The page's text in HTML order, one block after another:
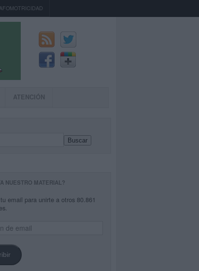
ATENCIÓN
Buscar
NUESTRO MATERIAL?
email para unirte a otros 80.861